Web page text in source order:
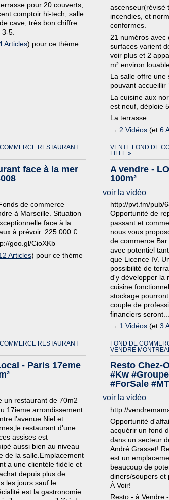
pour 20 couverts,
comptoir hi-tech, salle
cave, très bon chiffre
5.
Articles) pour ce thème
ascenseur(révisé
incendies, et
conformes.
21 numéros avec
surfaces varient
voir plus et 2
m² environ
La salle offre une
pouvant accueillir
La cuisine aux
est neuf, déploie
La terrasse...
→ 2 Vidéos (et 6
RESTAURANT
face à la mer
de commerce
à Marseille. Situation
face à la
à prévoir. 225 000 €
goo.gl/CioXKb
Articles) pour ce thème
VENTE FOND DE
LILLE »
A vendre -
100m²
voir la vidéo
http://pvt.fm/pub/
Opportunité de
passant et
nous vous
de commerce
avec potentiel
que Licence IV.
possibilité de
d'y développer la
cuisine
stockage
couple de
financiers seront...
→ 1 Vidéos (et 3
RESTAURANT
- Paris 17eme
un restaurant de 70m2
17ieme arrondissement
l'avenue Niel et
restaurant d'une
assises est
aussi bien au niveau
de la salle.Emplacement
a une clientèle fidèle et
depuis plus de
les jours sauf le
est la gastronomie
FOND DE
VENDRE
Resto Chez-
#Kw
#ForSale
voir la vidéo
http://
Opportunité
acquérir un fond
dans un secteur
André Grasset!
est un
beaucoup de
diners/soupers et
À Voir!
Resto - à Vendre